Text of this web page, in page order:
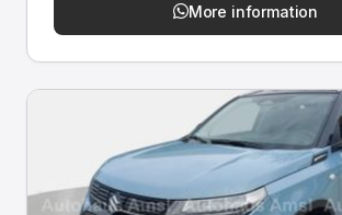
More information